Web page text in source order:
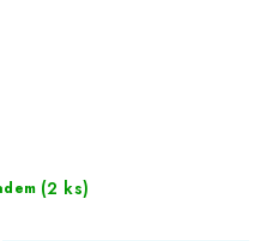
(2 ks)